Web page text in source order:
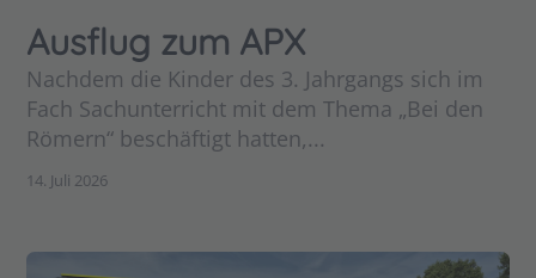
Ausflug zum APX
Nachdem die Kinder des 3. Jahrgangs sich im
Fach Sachunterricht mit dem Thema „Bei den
Römern“ beschäftigt hatten,...
14. Juli 2026